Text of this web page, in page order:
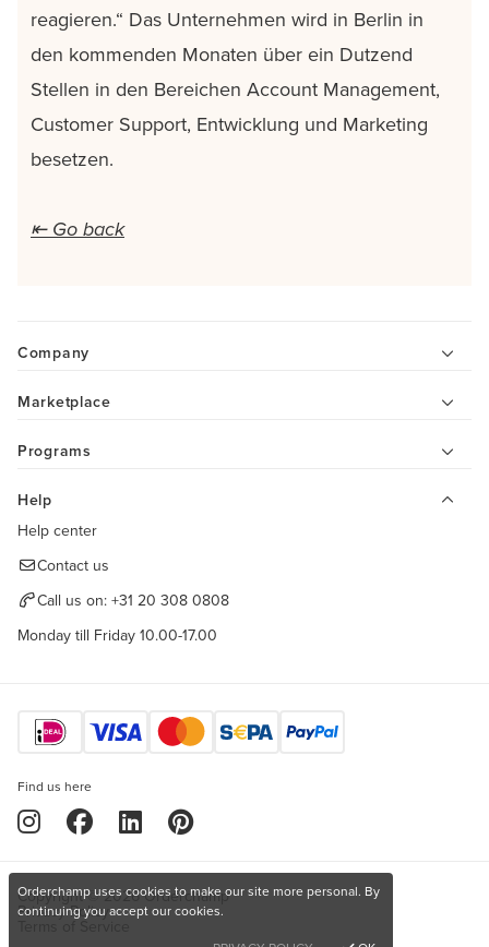
reagieren.“ Das Unternehmen wird in Berlin in
den kommenden Monaten über ein Dutzend
Stellen in den Bereichen Account Management,
Customer Support, Entwicklung und Marketing
besetzen.
⇤ Go back
Company
Marketplace
Programs
Help
Help center
Contact us
Call us on: +31 20 308 0808
Monday till Friday 10.00-17.00
Find us here
Copyright © 2026 Orderchamp
Privacy Policy
Orderchamp uses cookies to make our site more personal. By
continuing you accept our cookies.